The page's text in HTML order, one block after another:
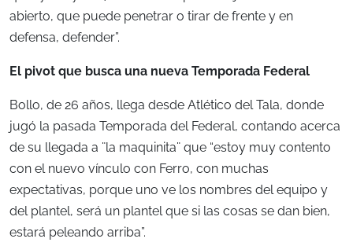
abierto, que puede penetrar o tirar de frente y en
defensa, defender”.
El pivot que busca una nueva Temporada Federal
Bollo, de 26 años, llega desde Atlético del Tala, donde
jugó la pasada Temporada del Federal, contando acerca
de su llegada a ¨la maquinita¨ que “estoy muy contento
con el nuevo vínculo con Ferro, con muchas
expectativas, porque uno ve los nombres del equipo y
del plantel, será un plantel que si las cosas se dan bien,
estará peleando arriba”.